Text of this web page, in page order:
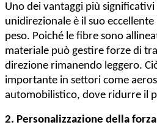
Uno dei vantaggi più
unidirezionale è il suo
peso. Poiché le fibre sono
materiale può gestire forze di
direzione rimanendo leggero.
importante in settori come
automobilistico, dove ridurre il
2. Personalizzazione della forza